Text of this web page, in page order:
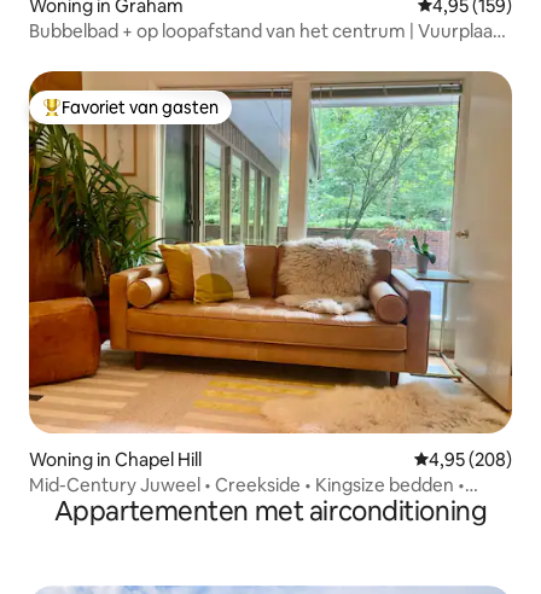
Woning in Graham Gemiddelde
4,95 (159)
Bubbelbad + op loopafstand van het centrum | Vuurplaats
Topfavoriet van gasten
Favoriet van gasten
Woning in Chapel Hill Gemiddelde
4,95 (208)
Mid-Century Juweel • Creekside • Kingsize bedden •
Dicht bij UNC
Appartementen met airconditioning